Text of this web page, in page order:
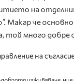
на
изживяване, ние
на
Макар че
той много добре
от ефективно
и